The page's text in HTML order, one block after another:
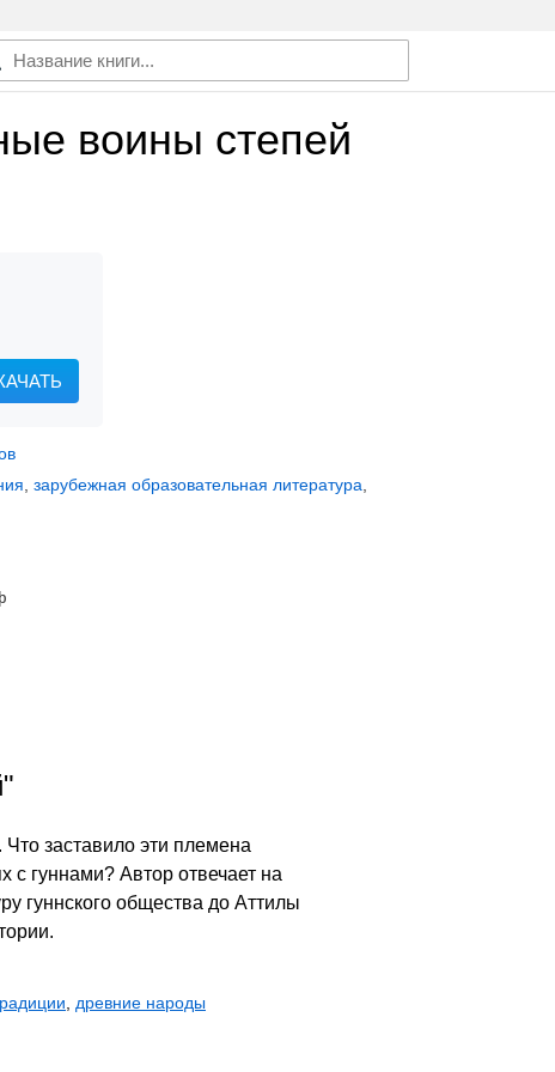
воины степей
зарубежная образовательная литература
заставило эти племена
гуннами? Автор отвечает на
гуннского общества до Аттилы
древние народы